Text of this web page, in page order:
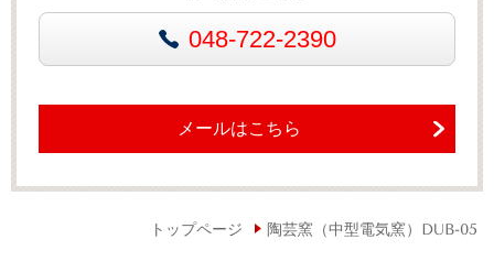
048-722-2390
メールはこちら
トップページ 陶芸窯（中型電気窯）DUB-05